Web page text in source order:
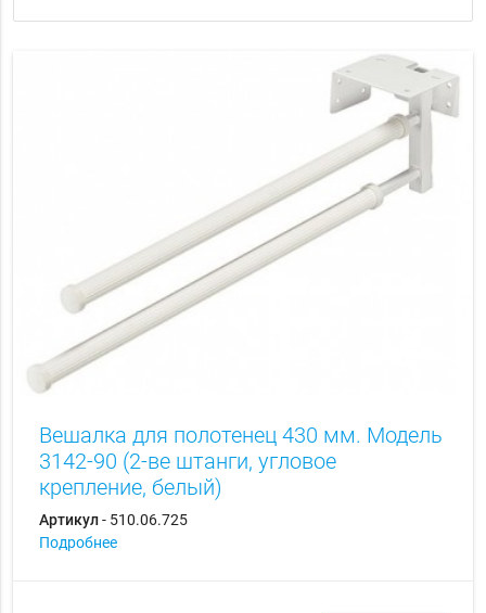
Вешалка для полотенец 430 мм. Модель
3142-90 (2-ве штанги, угловое
крепление, белый)
Артикул- 510.06.725
Подробнее